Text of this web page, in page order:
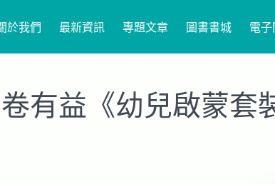
於我們 最新資訊 專題文章 圖書書城 電
有益《幼兒啟蒙套